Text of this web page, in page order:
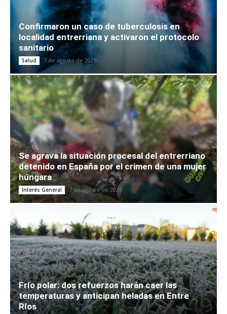
Confirmaron un caso de tuberculosis en
localidad entrerriana y activaron el protocolo
sanitario
Salud 7 de agosto de 2026
Se agrava la situación procesal del entrerriano
detenido en España por el crimen de una mujer
húngara
Interés General 7 de agosto de 2026
Frío polar: dos refuerzos harán caer las
temperaturas y anticipan heladas en Entre
Ríos